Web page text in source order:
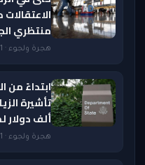
منتظري
هجرة ولجوء · 1 أغسطس 2026 — 12:51 PM
ابتداءً من
ألف دولار
هجرة ولجوء · 1 أغسطس 2026 — 9:23 AM